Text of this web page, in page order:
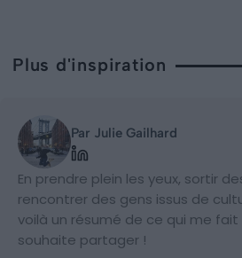
Plus d'inspiration
Par Julie Gailhard
En prendre plein les yeux, sortir
rencontrer des gens issus de
voilà un résumé de ce qui me
souhaite partager !